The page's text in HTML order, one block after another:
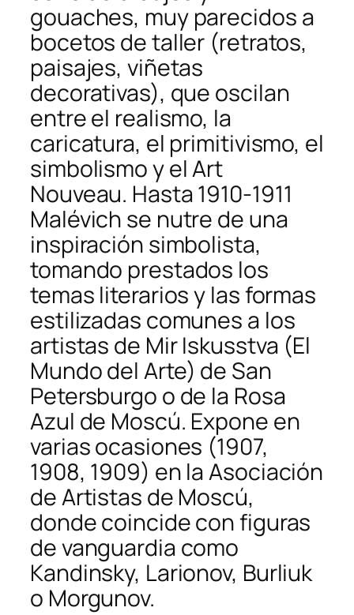
gouaches, muy parecidos a
bocetos de taller (retratos,
paisajes, viñetas
decorativas), que oscilan
entre el realismo, la
caricatura, el primitivismo, el
simbolismo y el Art
Nouveau. Hasta 1910-1911
Malévich se nutre de una
inspiración simbolista,
tomando prestados los
temas literarios y las formas
estilizadas comunes a los
artistas de Mir Iskusstva (El
Mundo del Arte) de San
Petersburgo o de la Rosa
Azul de Moscú. Expone en
varias ocasiones (1907,
1908, 1909) en la Asociación
de Artistas de Moscú,
donde coincide con figuras
de vanguardia como
Kandinsky, Larionov, Burliuk
o Morgunov.